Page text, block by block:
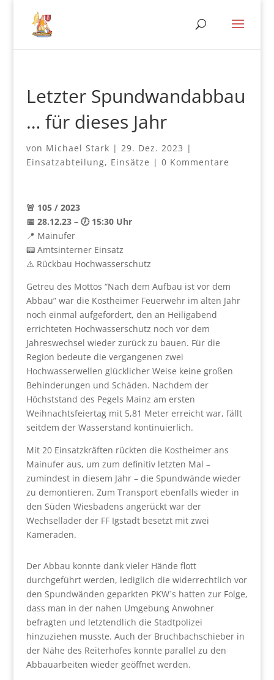
Letzter Spundwandabbau
… für dieses Jahr
von Michael Stark | 29. Dez. 2023 |
Einsatzabteilung, Einsätze | 0 Kommentare
🚨 105 / 2023
📅 28.12.23 – 🕖 15:30 Uhr
📍 Mainufer
📟 Amtsinterner Einsatz
⚠️ Rückbau Hochwasserschutz
Getreu des Mottos “Nach dem Aufbau ist vor dem
Abbau” war die Kostheimer Feuerwehr im alten Jahr
noch einmal aufgefordert, den an Heiligabend
errichteten Hochwasserschutz noch vor dem
Jahreswechsel wieder zurück zu bauen. Für die
Region bedeute die vergangenen zwei
Hochwasserwellen glücklicher Weise keine großen
Behinderungen und Schäden. Nachdem der
Höchststand des Pegels Mainz am ersten
Weihnachtsfeiertag mit 5,81 Meter erreicht war, fällt
seitdem der Wasserstand kontinuierlich.
Mit 20 Einsatzkräften rückten die Kostheimer ans
Mainufer aus, um zum definitiv letzten Mal –
zumindest in diesem Jahr – die Spundwände wieder
zu demontieren. Zum Transport ebenfalls wieder in
den Süden Wiesbadens angerückt war der
Wechsellader der FF Igstadt besetzt mit zwei
Kameraden.
Der Abbau konnte dank vieler Hände flott
durchgeführt werden, lediglich die widerrechtlich vor
den Spundwänden geparkten PKW´s hatten zur Folge,
dass man in der nahen Umgebung Anwohner
befragten und letztendlich die Stadtpolizei
hinzuziehen musste. Auch der Bruchbachschieber in
der Nähe des Reiterhofes konnte parallel zu den
Abbauarbeiten wieder geöffnet werden.